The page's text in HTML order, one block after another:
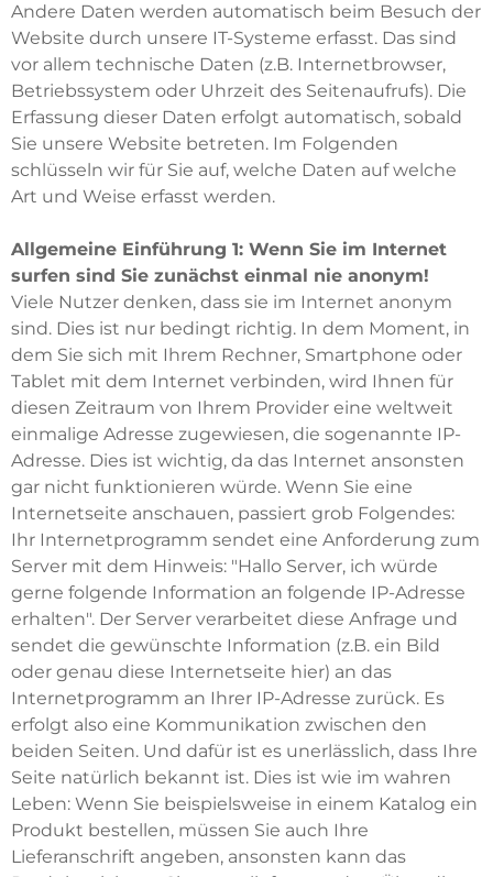
Andere Daten werden automatisch beim Besuch der
Website durch unsere IT-Systeme erfasst. Das sind
vor allem technische Daten (z.B. Internetbrowser,
Betriebssystem oder Uhrzeit des Seitenaufrufs). Die
Erfassung dieser Daten erfolgt automatisch, sobald
Sie unsere Website betreten. Im Folgenden
schlüsseln wir für Sie auf, welche Daten auf welche
Art und Weise erfasst werden.
Allgemeine Einführung 1: Wenn Sie im Internet
surfen sind Sie zunächst einmal nie anonym!
Viele Nutzer denken, dass sie im Internet anonym
sind. Dies ist nur bedingt richtig. In dem Moment, in
dem Sie sich mit Ihrem Rechner, Smartphone oder
Tablet mit dem Internet verbinden, wird Ihnen für
diesen Zeitraum von Ihrem Provider eine weltweit
einmalige Adresse zugewiesen, die sogenannte IP-
Adresse. Dies ist wichtig, da das Internet ansonsten
gar nicht funktionieren würde. Wenn Sie eine
Internetseite anschauen, passiert grob Folgendes:
Ihr Internetprogramm sendet eine Anforderung zum
Server mit dem Hinweis: "Hallo Server, ich würde
gerne folgende Information an folgende IP-Adresse
erhalten". Der Server verarbeitet diese Anfrage und
sendet die gewünschte Information (z.B. ein Bild
oder genau diese Internetseite hier) an das
Internetprogramm an Ihrer IP-Adresse zurück. Es
erfolgt also eine Kommunikation zwischen den
beiden Seiten. Und dafür ist es unerlässlich, dass Ihre
Seite natürlich bekannt ist. Dies ist wie im wahren
Leben: Wenn Sie beispielsweise in einem Katalog ein
Produkt bestellen, müssen Sie auch Ihre
Lieferanschrift angeben, ansonsten kann das